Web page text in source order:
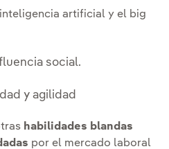
artificial y el big
social.
y agilidad
habilidades blandas
por el mercado laboral